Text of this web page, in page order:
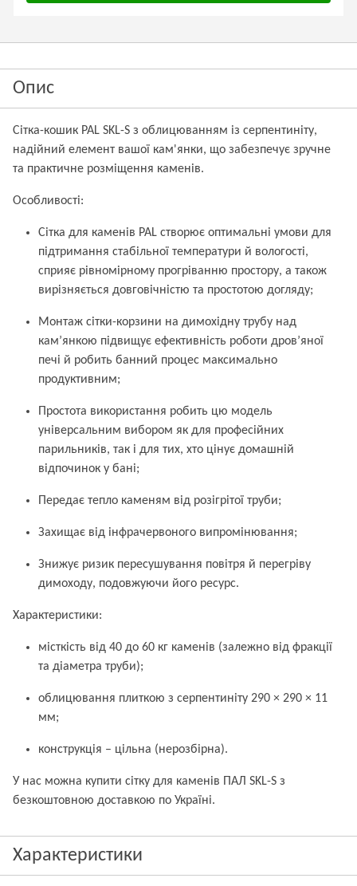
Опис
Сітка-кошик PAL SKL-S з облицюванням із серпентиніту,
надійний елемент вашої кам'янки, що забезпечує зручне
та практичне розміщення каменів.
Особливості:
Сітка для каменів PAL створює оптимальні умови для
підтримання стабільної температури й вологості,
сприяє рівномірному прогріванню простору, а також
вирізняється довговічністю та простотою догляду;
Монтаж сітки-корзини на димохідну трубу над
кам’янкою підвищує ефективність роботи дров’яної
печі й робить банний процес максимально
продуктивним;
Простота використання робить цю модель
універсальним вибором як для професійних
парильників, так і для тих, хто цінує домашній
відпочинок у бані;
Передає тепло каменям від розігрітої труби;
Захищає від інфрачервоного випромінювання;
Знижує ризик пересушування повітря й перегріву
димоходу, подовжуючи його ресурс.
Характеристики:
місткість від 40 до 60 кг каменів (залежно від фракції
та діаметра труби);
облицювання плиткою з серпентиніту 290 × 290 × 11
мм;
конструкція – цільна (нерозбірна).
У нас можна купити сітку для каменів ПАЛ SKL-S з
безкоштовною доставкою по Україні.
Характеристики